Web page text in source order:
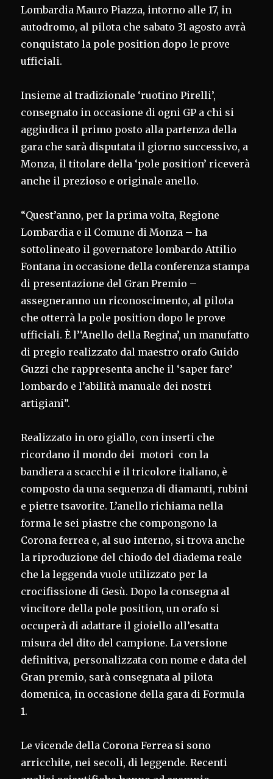
Lombardia Mauro Piazza, intorno alle 17, in
autodromo, al pilota che sabato 31 agosto avrà
conquistato la pole position dopo le prove
ufficiali.
Insieme al tradizionale ‘ruotino Pirelli’,
consegnato in occasione di ogni GP a chi si
aggiudica il primo posto alla partenza della
gara che sarà disputata il giorno successivo, a
Monza, il titolare della ‘pole position’ riceverà
anche il prezioso e originale anello.
“Quest’anno, per la prima volta, Regione
Lombardia e il Comune di Monza – ha
sottolineato il governatore lombardo Attilio
Fontana in occasione della conferenza stampa
di presentazione del Gran Premio –
assegneranno un riconoscimento, al pilota
che otterrà la pole position dopo le prove
ufficiali. È l’‘Anello della Regina’, un manufatto
di pregio realizzato dal maestro orafo Guido
Guzzi che rappresenta anche il ‘saper fare’
lombardo e l’abilità manuale dei nostri
artigiani”.
Realizzato in oro giallo, con inserti che
ricordano il mondo dei motori con la
bandiera a scacchi e il tricolore italiano, è
composto da una sequenza di diamanti, rubini
e pietre tsavorite. L’anello richiama nella
forma le sei piastre che compongono la
Corona ferrea e, al suo interno, si trova anche
la riproduzione del chiodo del diadema reale
che la leggenda vuole utilizzato per la
crocifissione di Gesù. Dopo la consegna al
vincitore della pole position, un orafo si
occuperà di adattare il gioiello all’esatta
misura del dito del campione. La versione
definitiva, personalizzata con nome e data del
Gran premio, sarà consegnata al pilota
domenica, in occasione della gara di Formula
1.
Le vicende della Corona Ferrea si sono
arricchite, nei secoli, di leggende. Recenti